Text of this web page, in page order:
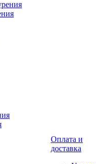
Оплата и
доставка